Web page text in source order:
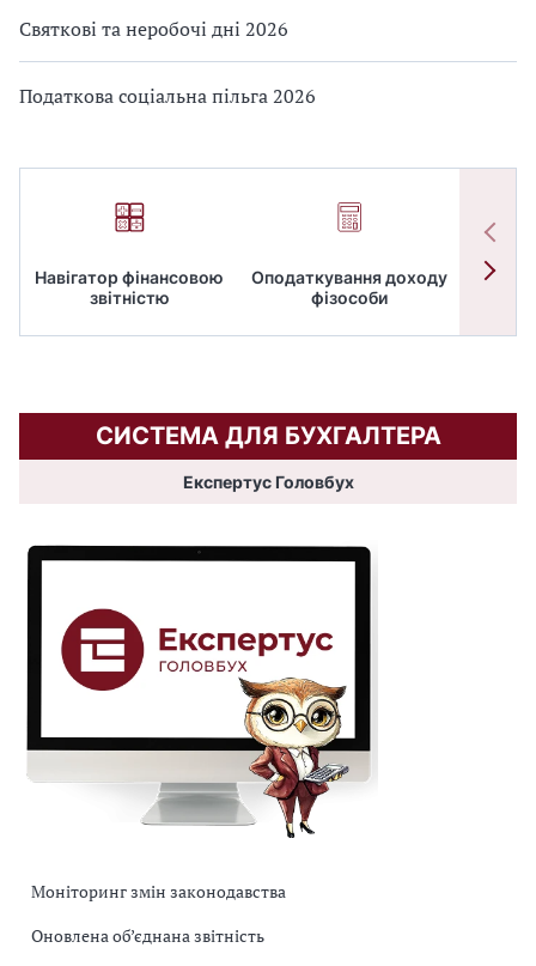
Святкові та неробочі дні 2026
Податкова соціальна пільга 2026
Навігатор фінансовою
звітністю
Оподаткування доходу
фізособи
СИСТЕМА ДЛЯ БУХГАЛТЕРА
Експертус Головбух
Моніторинг змін законодавства
Оновлена об’єднана звітність